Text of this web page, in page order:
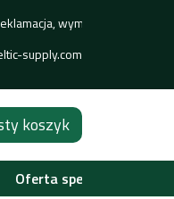
supply.com
wymiana lub zwrot
koszyk
Oferta specjalna